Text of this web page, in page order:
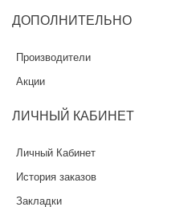
ДОПОЛНИТЕЛЬНО
Производители
Акции
ЛИЧНЫЙ КАБИНЕТ
Личный Кабинет
История заказов
Закладки